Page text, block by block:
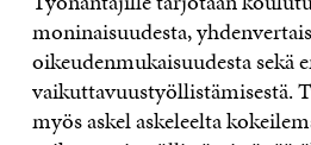
moninaisuudesta,
oikeudenmukaisuudesta sekä
vaikuttavuustyöllistämisestä.
myös askel askeleelta